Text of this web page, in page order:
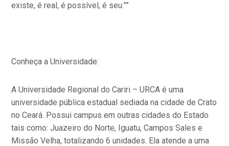
existe, é real, é possível, é seu.””
Conheça a Universidade:
A Universidade Regional do Cariri – URCA é uma
universidade pública estadual sediada na cidade de Crato
no Ceará. Possui campus em outras cidades do Estado
tais como: Juazeiro do Norte, Iguatu, Campos Sales e
Missão Velha, totalizando 6 unidades. Ela atende a uma